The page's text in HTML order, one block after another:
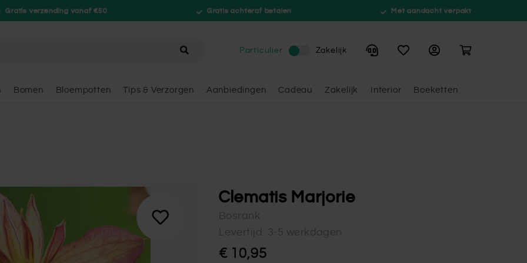
Gratis verzending vanaf €50 Gratis achteraf betalen Met aandacht verpakt
Bomen Bloempotten Tips & Verzorgen Aanbiedingen Cadeau Zakelijk Interior Boeketten
Particulier Zakelijk Winkelwagen
Clematis Marjorie
Bosrank
Levertijd: 3-5 werkdagen
€ 10,95